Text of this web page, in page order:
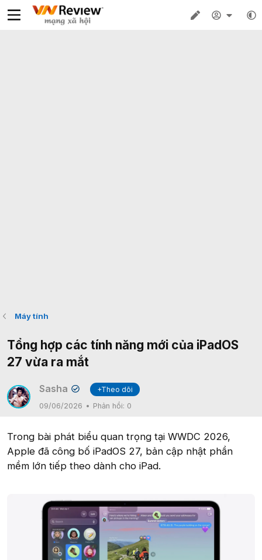
Máy tính
Tổng hợp các tính năng mới của iPadOS
27 vừa ra mắt
Sasha ✔
+Theo dõi
09/06/2026
Phản hồi: 0
Trong bài phát biểu quan trọng tại WWDC 2026,
Apple đã công bố iPadOS 27, bản cập nhật phần
mềm lớn tiếp theo dành cho iPad.